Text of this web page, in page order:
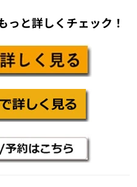
と詳しくチェック！